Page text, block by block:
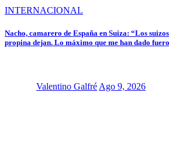
INTERNACIONAL
Nacho, camarero de España en Suiza: “Los
propina dejan. Lo máximo que me han dado
Valentino GalfréAgo 9, 2026